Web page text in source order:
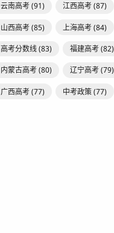
云南高考(91) 江西高考(87)
山西高考(85) 上海高考(84)
高考分数线(83) 福建高考(82)
内蒙古高考(80) 辽宁高考(79)
广西高考(77) 中考政策(77)